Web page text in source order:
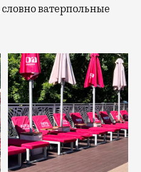
ватерпольные